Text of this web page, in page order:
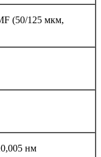
(50/125 мкм,
нм